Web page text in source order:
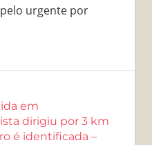
urgente por
em
dirigiu por 3 km
é identificada –